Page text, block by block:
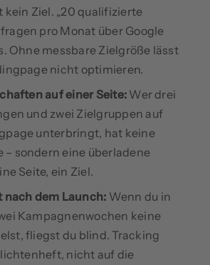
kein Ziel. „20 qualifizierte
pro Monat über Google
Ohne messbare Zielgröße lässt
nicht optimieren.
auf einer Seite: Wer drei
und zwei Zielgruppen auf
unterbringt, hat keine
– sondern eine überladene
Seite, ein Ziel.
nach dem Launch: Wenn du in
Kampagnenwochen keine
fliegst du blind. Tracking
nicht auf die